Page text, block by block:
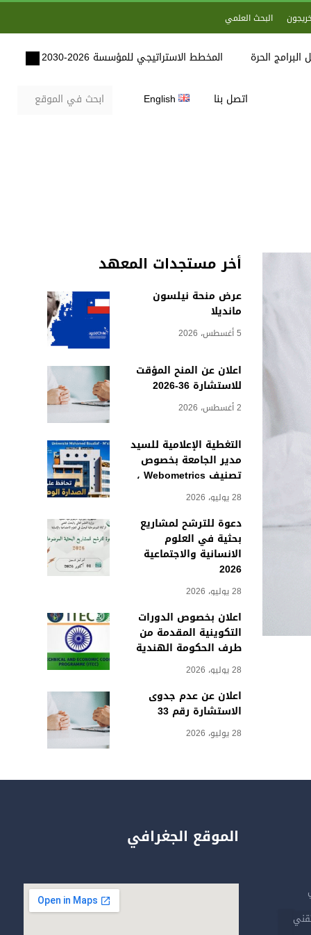
البحث العلمي
البرامج الحرة المخطط الاستراتيجي للمؤسسة 2026-2030
اتصل بنا English
أخر مستجدات المعهد
عرض منحة نيلسون
مانديلا
5 أغسطس، 2026
اعلان عن المنح المؤقت
للاستشارة 36-2026
2 أغسطس، 2026
التغطية الإعلامية للسيد
مدير الجامعة بخصوص
تصنيف Webometrics ،
28 يوليو، 2026
دعوة للترشح لمشاريع
بحثية في العلوم
الانسانية والاجتماعية
2026
28 يوليو، 2026
اعلان بخصوص الدورات
التكوينية المقدمة من
طرف الحكومة الهندية
28 يوليو، 2026
اعلان عن عدم جدوى
الاستشارة رقم 33
28 يوليو، 2026
الموقع الجغرافي